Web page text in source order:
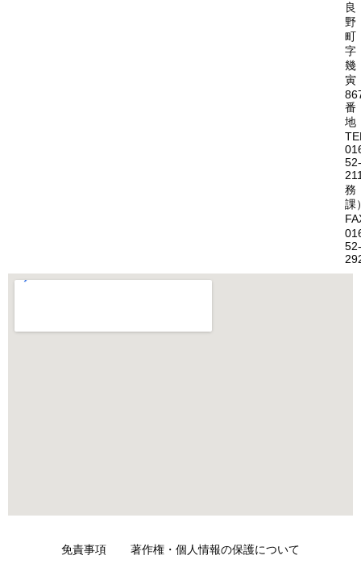
良
野
町
字
幾
寅
番
地
52-
務
課
52-
免責事項 著作権・個人情報の保護について